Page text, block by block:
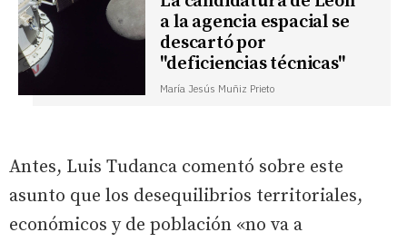
a la agencia espacial se
descartó por
"deficiencias técnicas"
María Jesús Muñiz Prieto
Antes, Luis Tudanca comentó sobre este
asunto que los desequilibrios territoriales,
económicos y de población «no va a